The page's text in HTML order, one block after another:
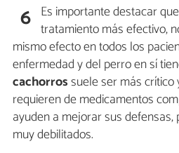
6 Es importante destacar
tratamiento más efectivo,
mismo efecto en todos los
enfermedad y del perro en sí
cachorrossuele ser más crítico
requieren de medicamentos
ayuden a mejorar sus
muy debilitados.